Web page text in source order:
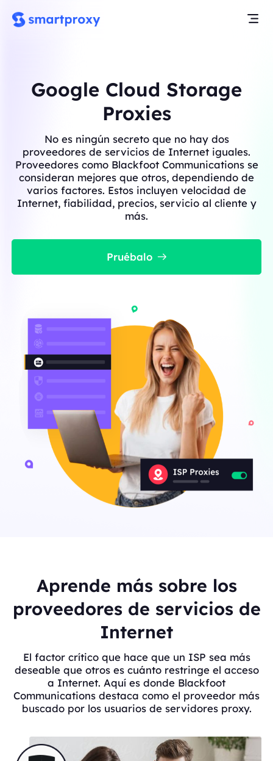
Google Cloud Storage
Proxies
No es ningún secreto que no hay dos
proveedores de servicios de Internet iguales.
Proveedores como Blackfoot Communications se
consideran mejores que otros, dependiendo de
varios factores. Estos incluyen velocidad de
Internet, fiabilidad, precios, servicio al cliente y
más.
Pruébalo
Aprende más sobre los
proveedores de servicios de
Internet
El factor crítico que hace que un ISP sea más
deseable que otros es cuánto restringe el acceso
a Internet. Aquí es donde Blackfoot
Communications destaca como el proveedor más
buscado por los usuarios de servidores proxy.